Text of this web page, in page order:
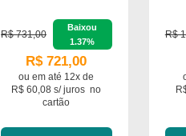
R$ 731,00
Baixou
1.37%
R$ 721,00
ou em até 12x de
R$ 60,08 s/ juros no
cartão
R$